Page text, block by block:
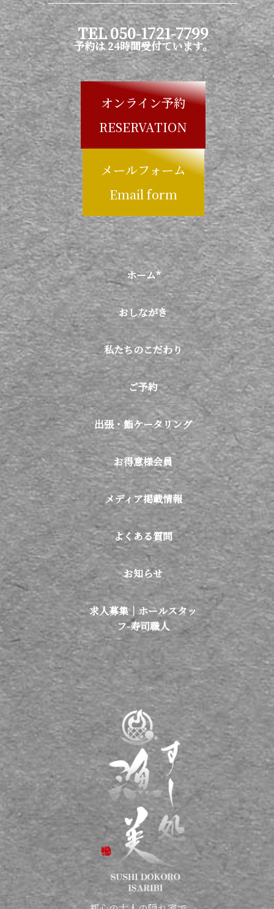
ホーム*
おしながき
私たちのこだわり
ご予約
出張・鮨ケータリング
お得意様会員
メディア掲載情報
よくある質問
お知らせ
求人募集｜ホールスタッ
フ-寿司職人
TEL 050-1721-7799
予約は 24時間受付ています。
オンライン予約
RESERVATION
メールフォーム
Email form